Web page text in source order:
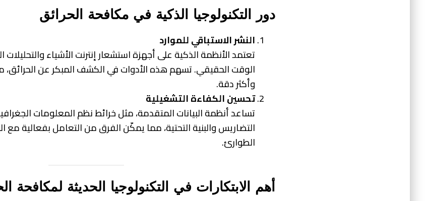
دور التكنولوجيا الذكية في مكافحة الحرائق
النشر الاستباقي للموارد
تعتمد الأنظمة الذكية على أجهزة استشعار إنترنت الأشياء والتحليلات
الوقت الحقيقي. تسهم هذه الأدوات في الكشف المبكر عن الحرائق،
وأكثر دقة.
تحسين الكفاءة التشغيلية
التضاريس والبنية التحتية، مما يمكّن الفرق من التعامل بفعالية مع
الطوارئ.
أهم الابتكارات في التكنولوجيا الحديثة لمكافحة